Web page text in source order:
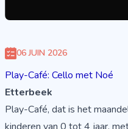
06 JUIN 2026
Play-Café: Cello met Noé
Etterbeek
Play-Café, dat is het